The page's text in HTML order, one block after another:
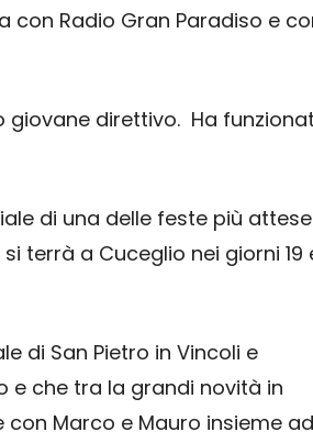
con Radio Gran Paradiso e
giovane direttivo. Ha
di una delle feste più
terrà a Cuceglio nei giorni 19
di San Pietro in Vincoli e
e che tra la grandi novità in
Marco e Mauro insieme ad